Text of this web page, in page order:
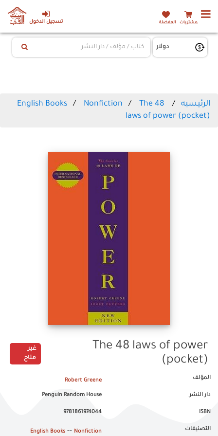
تسجيل الدخول المشتريات المفضلة
الرئيسيه English Books Nonfiction
The 48
laws of power (pocket)
The 48 laws of power
(pocket)
غير
متاح
المؤلف Robert Greene
دار النشر Penguin Random House
ISBN
9781861974044
التصنيفات English Books -- Nonfiction